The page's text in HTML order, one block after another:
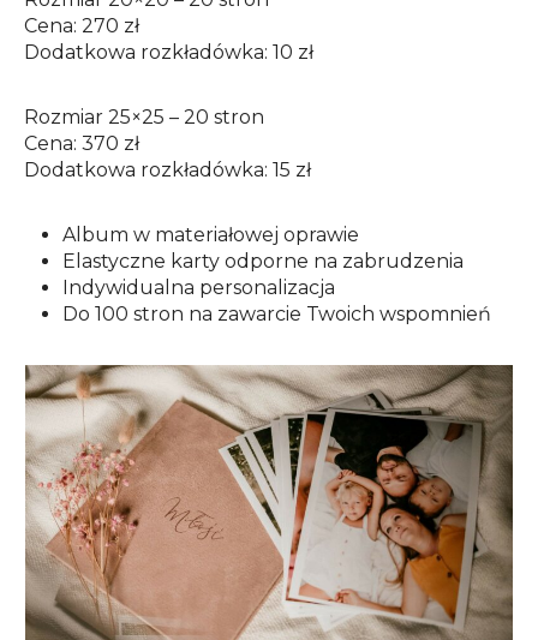
Cena: 270 zł
Dodatkowa rozkładówka: 10 zł
Rozmiar 25×25 – 20 stron
Cena: 370 zł
Dodatkowa rozkładówka: 15 zł
Album w materiałowej oprawie
Elastyczne karty odporne na zabrudzenia
Indywidualna personalizacja
Do 100 stron na zawarcie Twoich wspomnień